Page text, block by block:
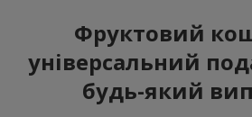
Фруктовий
універсальний
будь-який